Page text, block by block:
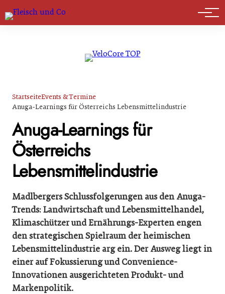
Marktführer
StartseiteEvents & Termine
Anuga-Learnings für Österreichs Lebensmittelindustrie
Anuga-Learnings für
Österreichs
Lebensmittelindustrie
Madlbergers Schlussfolgerungen aus den Anuga-
Trends: Landwirtschaft und Lebensmittelhandel,
Klimaschützer und Ernährungs-Experten engen
den strategischen Spielraum der heimischen
Lebensmittelindustrie arg ein. Der Ausweg liegt in
einer auf Fokussierung und Convenience-
Innovationen ausgerichteten Produkt- und
Markenpolitik.